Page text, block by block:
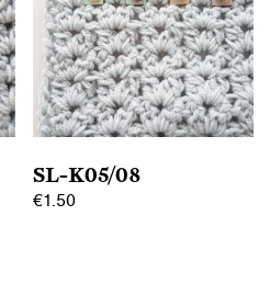
Deze
optie
kan
gekozen
worden
de
productpagina
SL-K05/08
€1.50